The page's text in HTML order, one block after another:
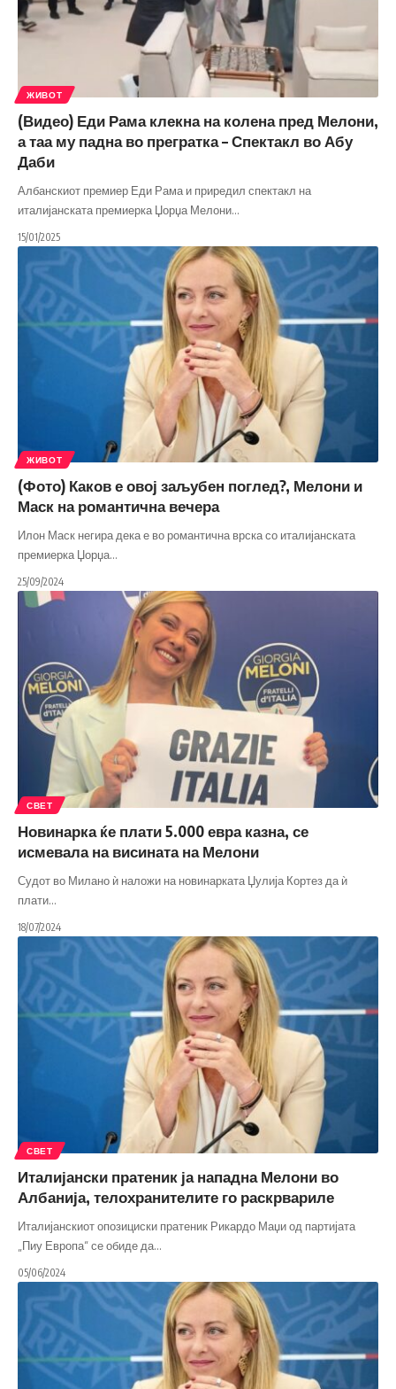
ЖИВОТ
(Видео) Еди Рама клекна на колена пред Мелони,
а таа му падна во прегратка – Спектакл во Абу
Даби
Албанскиот премиер Еди Рама и приредил спектакл на
италијанската премиерка Џорџа Мелони…
15/01/2025
ЖИВОТ
(Фото) Каков е овој заљубен поглед?, Мелони и
Маск на романтична вечера
Илон Маск негира дека е во романтична врска со италијанската
премиерка Џорџа…
25/09/2024
СВЕТ
Новинарка ќе плати 5.000 евра казна, се
исмевала на висината на Мелони
Судот во Милано ѝ наложи на новинарката Џулија Кортез да ѝ
плати…
18/07/2024
СВЕТ
Италијански пратеник ја нападна Мелони во
Албанија, телохранителите го раскрвариле
Италијанскиот опозициски пратеник Рикардо Маџи од партијата
„Пиу Европа“ се обиде да…
05/06/2024